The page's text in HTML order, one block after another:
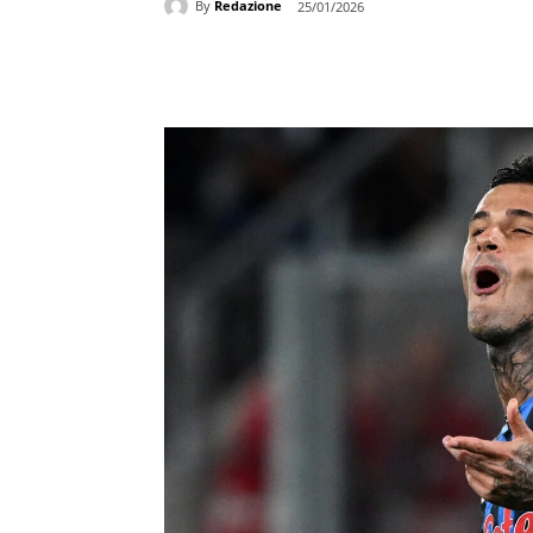
By Redazione 25/01/2026